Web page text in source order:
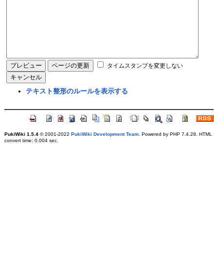
タイムスタンプを変更しない
テキスト整形のルールを表示する
PukiWiki 1.5.4© 2001-2022 PukiWiki Development Team. Powered by PHP 7.4.28. HTML
convert time: 0.004 sec.